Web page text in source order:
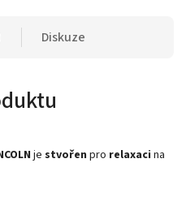
Diskuze
je stvořen pro relaxaci na